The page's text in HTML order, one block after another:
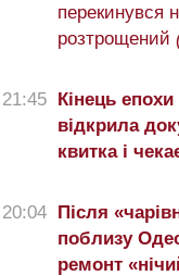
перекинувся
розтрощений
21:45 Кінець епохи
відкрила
квитка і
20:04 Після
поблизу
ремонт